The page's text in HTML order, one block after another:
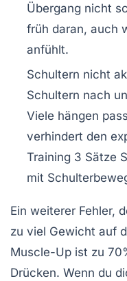
Übergang nicht
früh daran, auch
anfühlt.
Schultern nicht
Schultern nach
Viele hängen
verhindert den
Training 3 Sätze
mit
Ein weiterer Fehler,
zu viel Gewicht auf
Muscle-Up ist zu
Drücken. Wenn du